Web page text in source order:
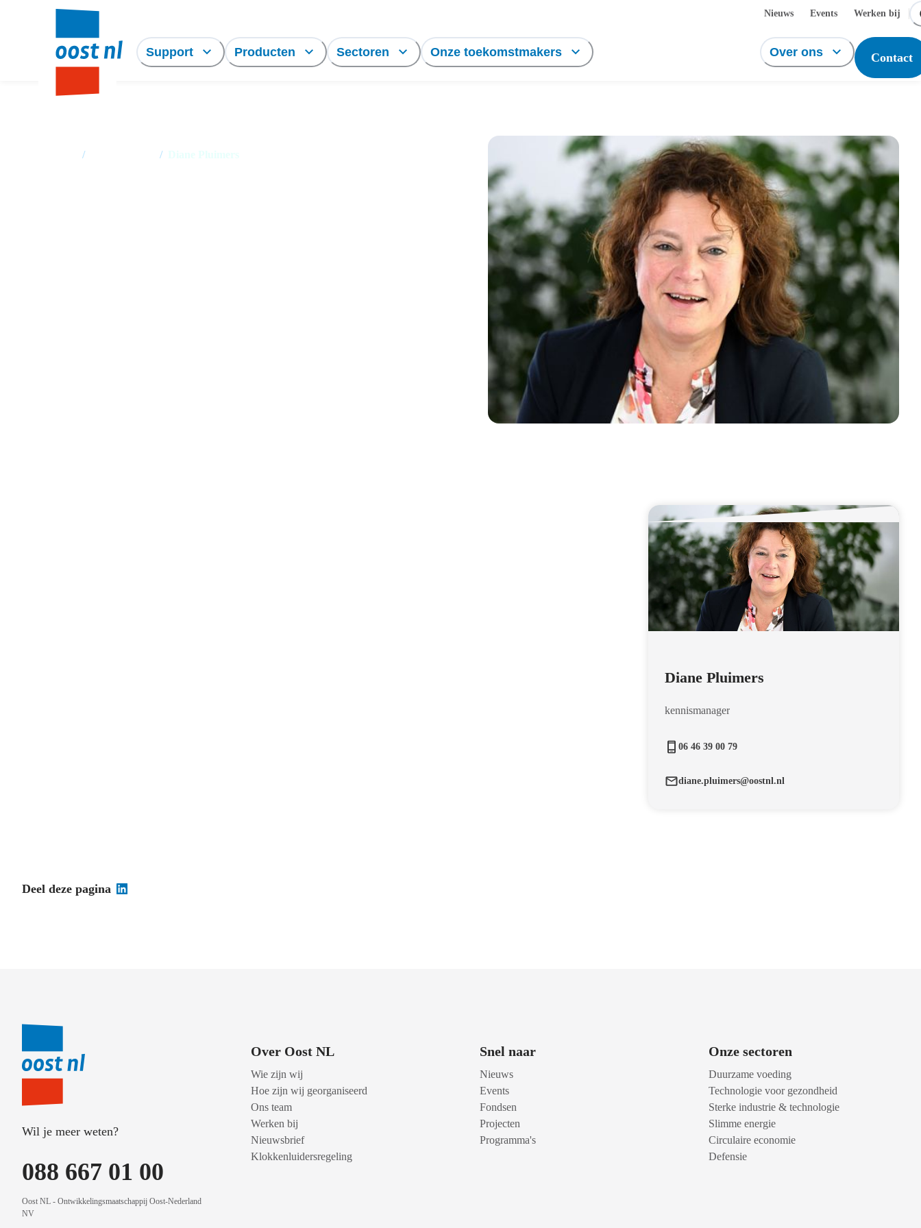
Nieuws Events Werken bij
Support Producten Sectoren Onze toekomstmakers Over ons Contact
/ / Diane Pluimers
Diane Pluimers
kennismanager
06 46 39 00 79
diane.pluimers@oostnl.nl
Deel deze pagina
Wil je meer weten?
088 667 01 00
Oost NL - Ontwikkelingsmaatschappij Oost-Nederland
NV
Over Oost NL
Wie zijn wij
Hoe zijn wij georganiseerd
Ons team
Werken bij
Nieuwsbrief
Klokkenluidersregeling
Snel naar
Nieuws
Events
Fondsen
Projecten
Programma's
Onze sectoren
Duurzame voeding
Technologie voor gezondheid
Sterke industrie & technologie
Slimme energie
Circulaire economie
Defensie